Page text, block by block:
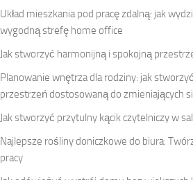
Układ mieszkania pod pracę zdalną: jak
wygodną strefę home office
Jak stworzyć harmonijną i spokojną
Planowanie wnętrza dla rodziny: jak
przestrzeń dostosowaną do zmieniających
Jak stworzyć przytulny kącik czytelniczy w
Najlepsze rośliny doniczkowe do biura:
pracy